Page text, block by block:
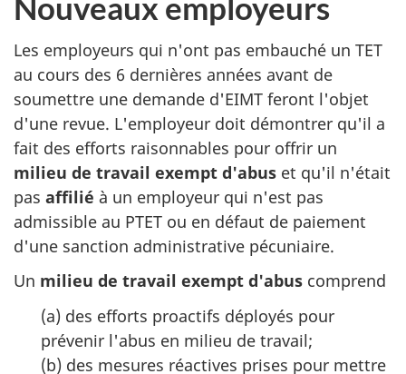
Les employeurs qui n'ont pas embauché un TET
au cours des 6 dernières années avant de
soumettre une demande d'EIMT feront l'objet
d'une revue. L'employeur doit démontrer qu'il a
fait des efforts raisonnables pour offrir un
milieu de travail exempt d'abus et qu'il n'était
pas affilié à un employeur qui n'est pas
admissible au PTET ou en défaut de paiement
d'une sanction administrative pécuniaire.
Un milieu de travail exempt d'abus comprend
(a) des efforts proactifs déployés pour
prévenir l'abus en milieu de travail;
(b) des mesures réactives prises pour mettre